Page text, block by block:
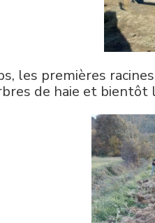
les premières
de haie et bientôt